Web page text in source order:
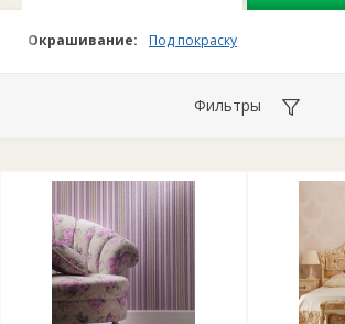
Окрашивание: Под покраску
Фильтры